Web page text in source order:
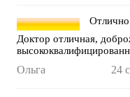
Отлично
Доктор отличная,
Ольга 24